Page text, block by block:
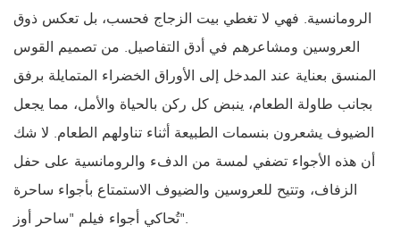
الرومانسية. فهي لا تغطي بيت الزجاج فحسب، بل تعكس ذوق
العروسين ومشاعرهم في أدق التفاصيل. من تصميم القوس
المنسق بعناية عند المدخل إلى الأوراق الخضراء المتمايلة برفق
بجانب طاولة الطعام، ينبض كل ركن بالحياة والأمل، مما يجعل
الضيوف يشعرون بنسمات الطبيعة أثناء تناولهم الطعام. لا شك
أن هذه الأجواء تضفي لمسة من الدفء والرومانسية على حفل
الزفاف، وتتيح للعروسين والضيوف الاستمتاع بأجواء ساحرة
تُحاكي أجواء فيلم "ساحر أوز".